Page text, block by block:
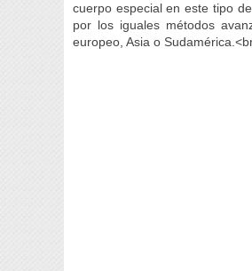
cuerpo especial en este tipo
por los iguales métodos
europeo, Asia o